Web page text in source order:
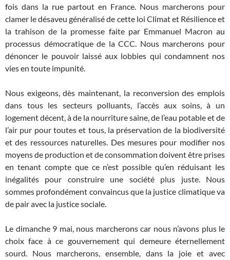
fois dans la rue partout en France. Nous marcherons pour
clamer le désaveu généralisé de cette loi Climat et Résilience et
la trahison de la promesse faite par Emmanuel Macron au
processus démocratique de la CCC. Nous marcherons pour
dénoncer le pouvoir laissé aux lobbies qui condamnent nos
vies en toute impunité.
Nous exigeons, dès maintenant, la reconversion des emplois
dans tous les secteurs polluants, l’accès aux soins, à un
logement décent, à de la nourriture saine, de l’eau potable et de
l’air pur pour toutes et tous, la préservation de la biodiversité
et des ressources naturelles. Des mesures pour modifier nos
moyens de production et de consommation doivent être prises
en tenant compte que ce n’est possible qu’en réduisant les
inégalités pour construire une société plus juste. Nous
sommes profondément convaincus que la justice climatique va
de pair avec la justice sociale.
Le dimanche 9 mai, nous marcherons car nous n’avons plus le
choix face à ce gouvernement qui demeure éternellement
sourd. Nous marcherons, ensemble, dans la joie et avec